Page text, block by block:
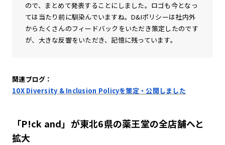
ので、まとめて発表することにしました。ロゴも今となっ
ては当たり前に馴染んでいますね。D&Iポリシーは社内外
からたくさんのフィードバックをいただき策定したのです
が、大きな反響をいただき、記憶に残っています。
関連ブログ：
10X Diversity & Inclusion Policyを策定・公開しました
「P!ck and」が東北6県の薬王堂の全店舗へと
拡大